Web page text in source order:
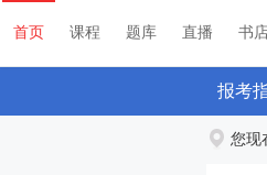
首页 课
首页 课程 题库 直播 书
报考
您现